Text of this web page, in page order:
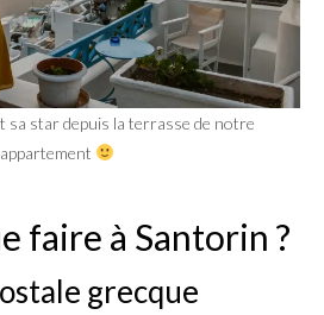
sa star depuis la terrasse de notre
appartement
faire à Santorin ?
grecque